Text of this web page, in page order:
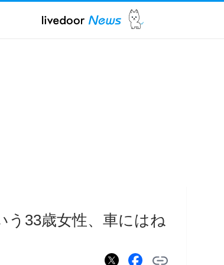
33歳女性、車にはね